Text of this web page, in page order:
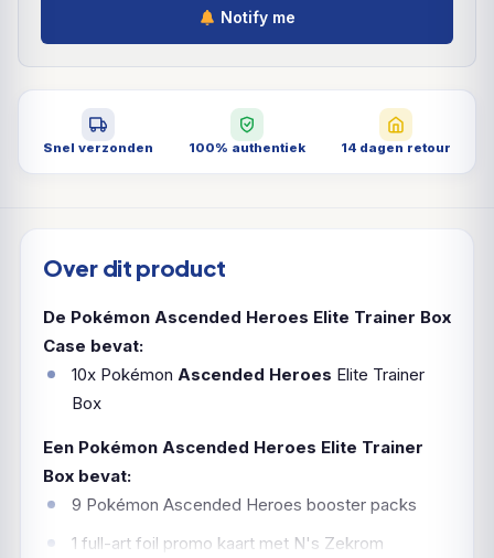
Notify me
Snel verzonden 100% authentiek 14 dagen retour
Over dit product
De Pokémon Ascended Heroes Elite Trainer Box
Case bevat:
10x Pokémon Ascended Heroes Elite Trainer
Box
Een Pokémon Ascended Heroes Elite Trainer
Box bevat:
9 Pokémon Ascended Heroes booster packs
1 full-art foil promo kaart met N's Zekrom